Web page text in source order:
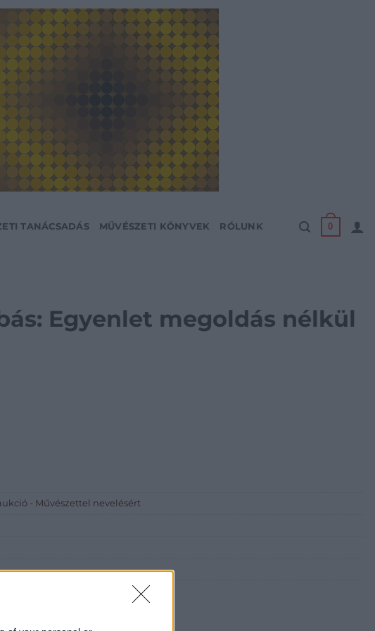
TANÁCSADÁS MŰVÉSZETI KÖNYVEK RÓLUNK 0
Egyenlet megoldás nélkül
- Művészettel nevelésért